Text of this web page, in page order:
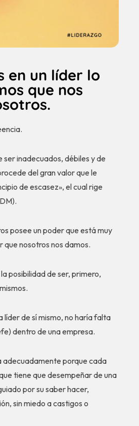
en un líder lo
que nos
ser inadecuados, débiles y de
del gran valor que le
de escasez», el cual rige
posee un poder que está muy
que nosotros nos damos.
posibilidad de ser, primero,
líder de sí mismo, no haría falta
dentro de una empresa.
adecuadamente porque cada
tiene que desempeñar de una
por su saber hacer,
sin miedo a castigos o